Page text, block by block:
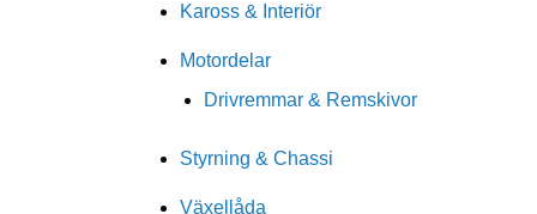
Kaross & Interiör
Motordelar
Drivremmar & Remskivor
Styrning & Chassi
Växellåda